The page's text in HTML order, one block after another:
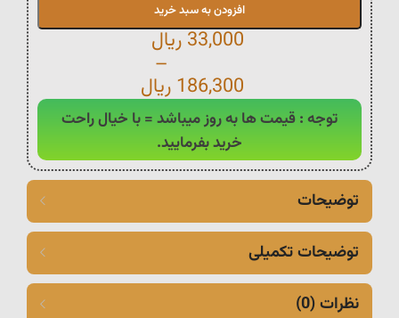
افزودن به سبد خرید
33,000 ریال
–
186,300 ریال
توجه : قیمت ها به روز میباشد = با خیال راحت
خرید بفرمایید.
توضیحات
توضیحات تکمیلی
نظرات (0)